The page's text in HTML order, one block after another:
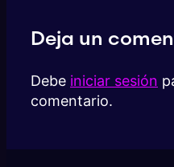
Deja un
Debe iniciar sesión
comentario.